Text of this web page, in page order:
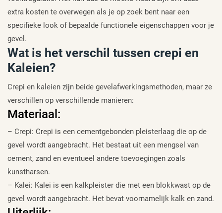
extra kosten te overwegen als je op zoek bent naar een
specifieke look of bepaalde functionele eigenschappen voor je
gevel.
Wat is het verschil tussen crepi en
Kaleien?
Crepi en kaleien zijn beide gevelafwerkingsmethoden, maar ze
verschillen op verschillende manieren:
Materiaal:
– Crepi: Crepi is een cementgebonden pleisterlaag die op de
gevel wordt aangebracht. Het bestaat uit een mengsel van
cement, zand en eventueel andere toevoegingen zoals
kunstharsen.
– Kalei: Kalei is een kalkpleister die met een blokkwast op de
gevel wordt aangebracht. Het bevat voornamelijk kalk en zand.